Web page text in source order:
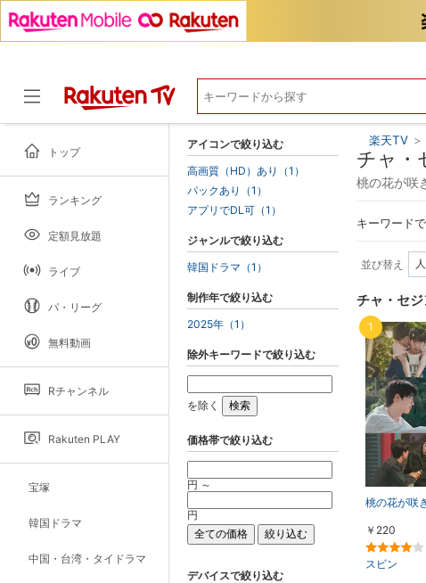
トップ
ランキング
定額見放題
ライブ
パ・リーグ
無料動画
Rチャンネル
Rakuten PLAY
宝塚
韓国ドラマ
中国・台湾・タイドラマ
楽天TV >
チャ・
桃の花が咲
キーワード
並び替え
チャ・セ
桃の花が咲
￥220
スビン
1
アイコンで絞り込む
高画質（HD）あり（1）
パックあり（1）
アプリでDL可（1）
ジャンルで絞り込む
韓国ドラマ（1）
制作年で絞り込む
2025年（1）
除外キーワードで絞り込む
を除く
価格帯で絞り込む
円 ～
円
デバイスで絞り込む